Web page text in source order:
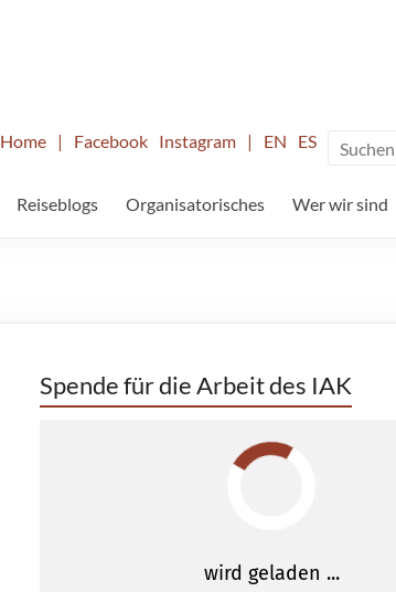
Home | Facebook Instagram | EN ES
Reiseblogs Organisatorisches Wer wir sind
Spende für die Arbeit des IAK